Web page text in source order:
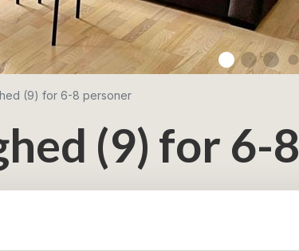
(9) for 6-8 personer
(9) for 6-8